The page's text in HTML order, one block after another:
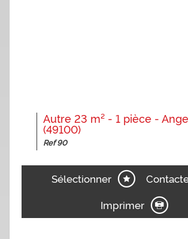
Autre 23 m² - 1 pièce -
(49100)
Ref 90
Sélectionner
Imprimer